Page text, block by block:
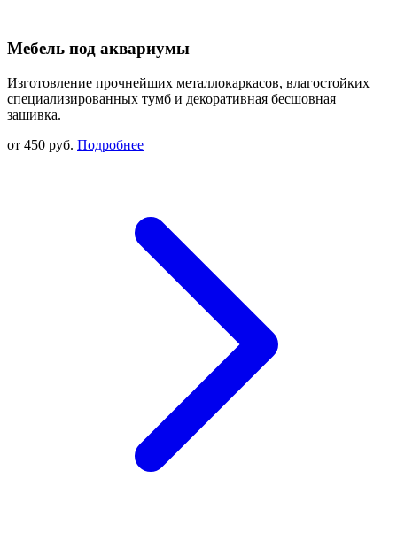
Мебель под аквариумы
Изготовление прочнейших металлокаркасов, влагостойких
специализированных тумб и декоративная бесшовная
зашивка.
от 450 руб. Подробнее